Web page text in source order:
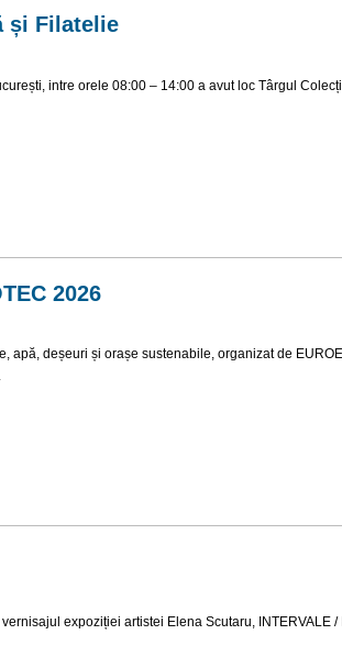
și Filatelie
intre orele 08:00 – 14:00 a avut loc Târgul
2026
apă, deșeuri și orașe sustenabile, organizat de
expoziției artistei Elena Scutaru, INTERVALE